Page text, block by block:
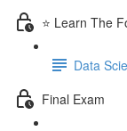
⭐ Learn The
Data
Final Exam